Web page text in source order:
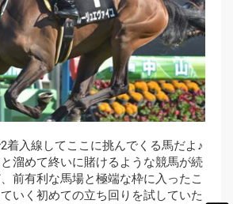
着入線してここに挑んでくる馬だよ♪
溜めて終いに賭けるような競馬が続
前有利な馬場と極端な枠に入ったこ
いく初めての立ち回りを試していた